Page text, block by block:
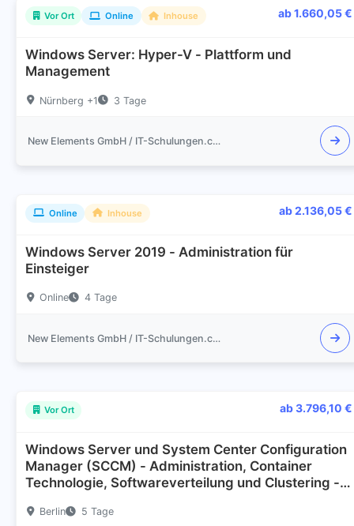
Vor Ort Online Inhouse ab 1.660,05 €
Windows Server: Hyper-V - Plattform und
Management
Nürnberg +1 3 Tage
New Elements GmbH / IT-Schulungen.com
Online Inhouse ab 2.136,05 €
Windows Server 2019 - Administration für
Einsteiger
Online 4 Tage
New Elements GmbH / IT-Schulungen.com
Vor Ort ab 3.796,10 €
Windows Server und System Center Configuration
Manager (SCCM) - Administration, Container
Technologie, Softwareverteilung und Clustering -
Berlin 5 Tage